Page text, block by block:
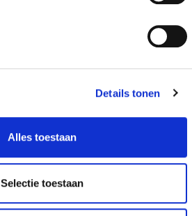
Details tonen
Alles toestaan
Selectie toestaan